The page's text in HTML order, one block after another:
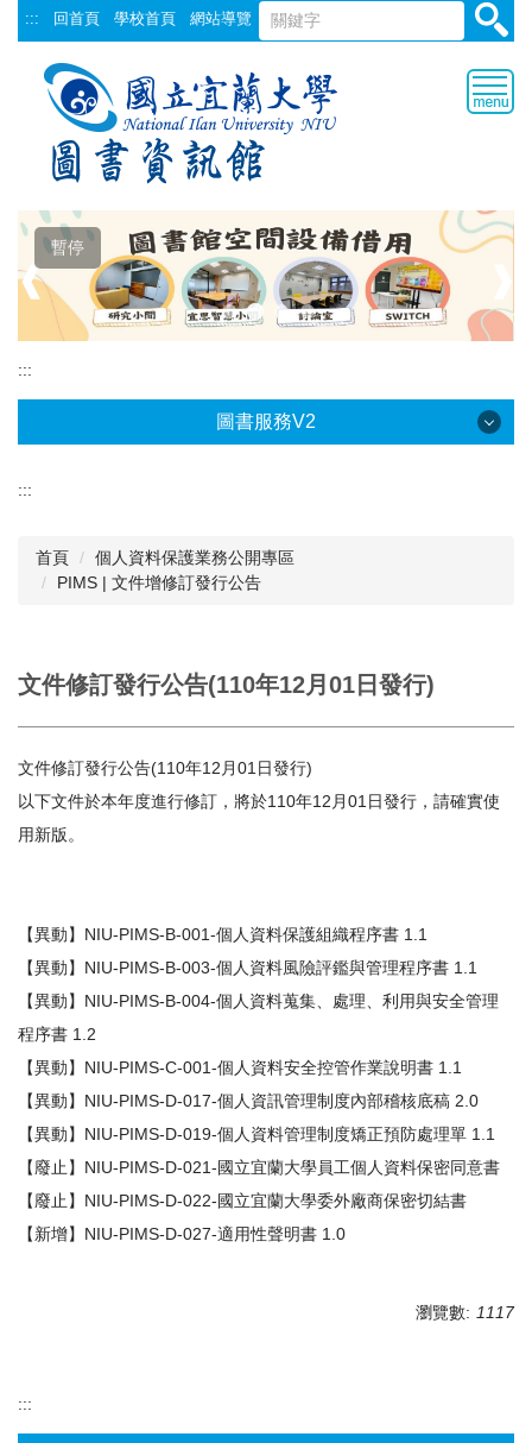
跳
到
::: 回首頁 學校首頁 網站導覽
暫停
❰
:::
圖書服務V2
閱讀與推廣
校史資料
採編服務
志願服務
:::
首頁
個人資料保護業務公開專區
PIMS | 文件增修訂發行公告
文件修訂發行公告(110年12月01日發行)
文件修訂發行公告(110年12月01日發行)
以下文件於本年度進行修訂，將於110年12月01日發行，請確實使
用新版。
【異動】NIU-PIMS-B-001-個人資料保護組織程序書 1.1
【異動】NIU-PIMS-B-003-個人資料風險評鑑與管理程序書 1.1
【異動】NIU-PIMS-B-004-個人資料蒐集、處理、利用與安全管理
程序書 1.2
【異動】NIU-PIMS-C-001-個人資料安全控管作業說明書 1.1
【異動】NIU-PIMS-D-017-個人資訊管理制度內部稽核底稿 2.0
【異動】NIU-PIMS-D-019-個人資料管理制度矯正預防處理單 1.1
【廢止】NIU-PIMS-D-021-國立宜蘭大學員工個人資料保密同意書
【廢止】NIU-PIMS-D-022-國立宜蘭大學委外廠商保密切結書
【新增】NIU-PIMS-D-027-適用性聲明書 1.0
瀏覽數: 1117
:::